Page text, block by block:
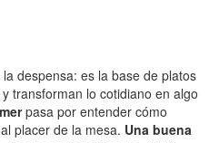
despensa: es la base de platos
transforman lo cotidiano en algo
pasa por entender cómo
placer de la mesa. Una buena